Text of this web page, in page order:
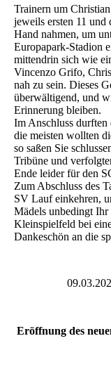
Trainern um
jeweils ersten 11 und
Hand nahmen, um
Europapark-Stadion
mittendrin sich wie
Vincenzo Grifo,
nah zu sein. Dieses
überwältigend, und
Erinnerung bleiben.
Im Anschluss durften
die meisten wollten
so saßen Sie
Tribüne und
Ende leider für den
Zum Abschluss des
SV Lauf einkehren,
Mädels unbedingt
Kleinspielfeld bei
Dankeschön an die
Eröffnung des